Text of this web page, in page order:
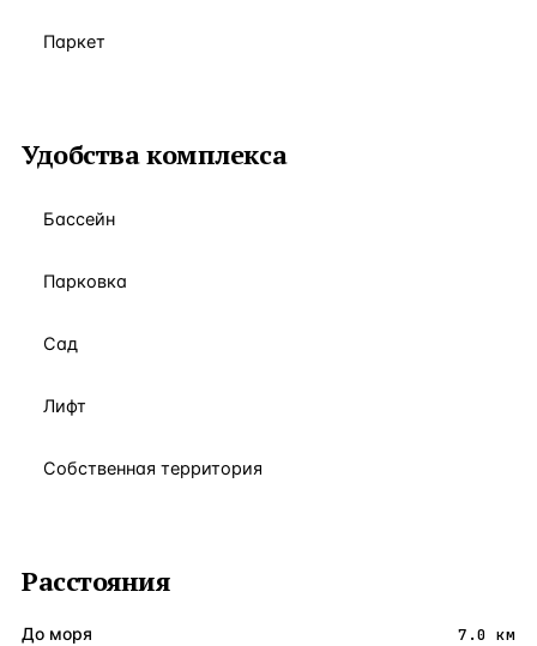
Паркет
Удобства комплекса
Бассейн
Парковка
Сад
Лифт
Собственная территория
Расстояния
До моря 7.0 км